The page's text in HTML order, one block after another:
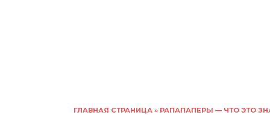
ГЛАВНАЯ СТРАНИЦА » РАПАПАПЕРЫ — ЧТО ЭТО